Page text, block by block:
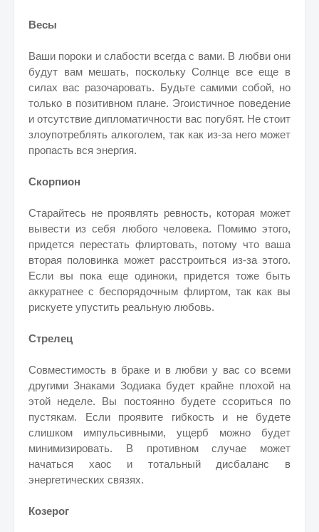
Весы
Ваши пороки и слабости всегда с вами. В любви они
будут вам мешать, поскольку Солнце все еще в
силах вас разочаровать. Будьте самими собой, но
только в позитивном плане. Эгоистичное поведение
и отсутствие дипломатичности вас погубят. Не стоит
злоупотреблять алкоголем, так как из-за него может
пропасть вся энергия.
Скорпион
Старайтесь не проявлять ревность, которая может
вывести из себя любого человека. Помимо этого,
придется перестать флиртовать, потому что ваша
вторая половинка может расстроиться из-за этого.
Если вы пока еще одиноки, придется тоже быть
аккуратнее с беспорядочным флиртом, так как вы
рискуете упустить реальную любовь.
Стрелец
Совместимость в браке и в любви у вас со всеми
другими Знаками Зодиака будет крайне плохой на
этой неделе. Вы постоянно будете ссориться по
пустякам. Если проявите гибкость и не будете
слишком импульсивными, ущерб можно будет
минимизировать. В противном случае может
начаться хаос и тотальный дисбаланс в
энергетических связях.
Козерог